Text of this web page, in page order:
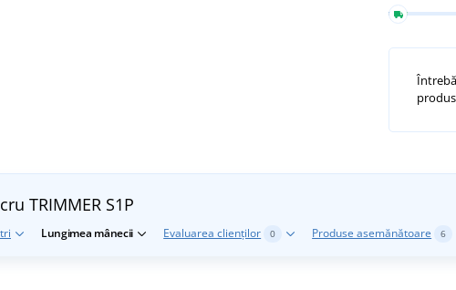
produs
TRIMMER S1P
Lungimea mânecii Evaluarea clienților 0 Produse asemănătoare 6